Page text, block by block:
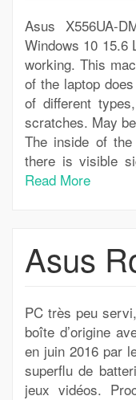
Asus X556UA-
Windows 10 15.6
working. This
of the laptop
of different
scratches. May
The inside of
there is visible
Read More
Asus
PC très peu
boîte d’origine
en juin 2016 par
superflu de
jeux vidéos.